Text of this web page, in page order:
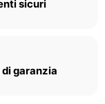
sicuri
garanzia